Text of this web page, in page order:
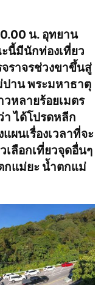
น. อุทยาน
นี้มีนักท่องเที่ยว
ราจรช่วงขาขึ้นสู่
าน พระมหาธาตุ
หลายร้อยเมตร
ได้โปรดหลีก
ผนเรื่องเวลาที่จะ
เลือกเที่ยวจุดอื่นๆ
กแม่ยะ น้ำตกแม่